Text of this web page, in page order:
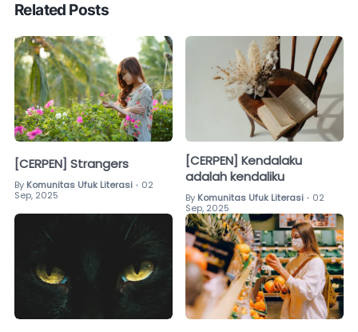
Related Posts
[CERPEN] Strangers
By Komunitas Ufuk Literasi • 02
Sep, 2025
[CERPEN] Kendalaku
adalah kendaliku
By Komunitas Ufuk Literasi • 02
Sep, 2025